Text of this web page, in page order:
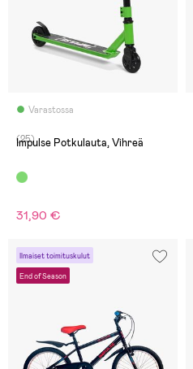
Varastossa
(25)
Impulse Potkulauta, Vihreä
31,90 €
Ilmaiset toimituskulut
End of Season